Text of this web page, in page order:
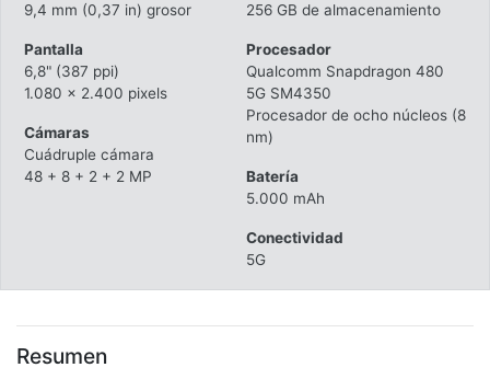
9,4 mm (0,37 in) grosor
Pantalla
6,8" (387 ppi)
1.080 x 2.400 pixels
Cámaras
Cuádruple cámara
48 + 8 + 2 + 2 MP
256 GB de almacenamiento
Procesador
Qualcomm Snapdragon 480
5G SM4350
Procesador de ocho núcleos (8
nm)
Batería
5.000 mAh
Conectividad
5G
Resumen